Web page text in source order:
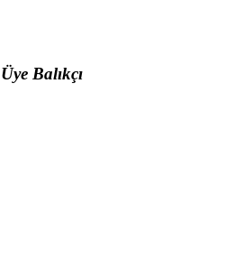
Üye Balıkçı